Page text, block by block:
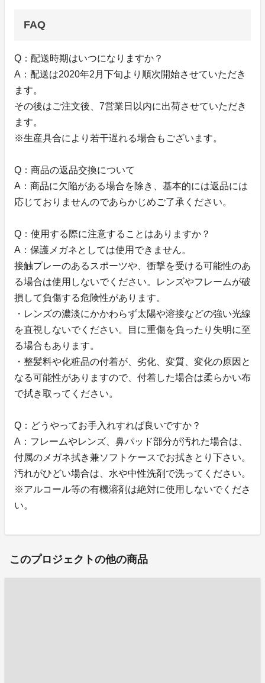
FAQ
Q：配送時期はいつになりますか？
A：配送は2020年2月下旬より順次開始させていただき
ます。
その後はご注文後、7営業日以内に出荷させていただき
ます。
※生産具合により若干遅れる場合もございます。
Q：商品の返品交換について
A：商品に欠陥がある場合を除き、基本的には返品には
応じておりませんのであらかじめご了承ください。
Q：使用する際に注意することはありますか？
A：保護メガネとしては使用できません。
接触プレーのあるスポーツや、衝撃を受ける可能性のあ
る場合は使用しないでください。レンズやフレームが破
損して負傷する危険性があります。
・レンズの濃淡にかかわらず太陽や溶接などの強い光線
を直視しないでください。目に重傷を負ったり失明に至
る場合もあります。
・整髪料や化粧品の付着が、劣化、変質、変化の原因と
なる可能性がありますので、付着した場合は柔らかい布
で拭き取ってください。
Q：どうやってお手入れすれば良いですか？
A：フレームやレンズ、鼻パッド部分が汚れた場合は、
付属のメガネ拭き兼ソフトケースでお拭きとり下さい。
汚れがひどい場合は、水や中性洗剤で洗ってください。
※アルコール等の有機溶剤は絶対に使用しないでくださ
い。
このプロジェクトの他の商品